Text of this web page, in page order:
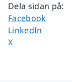
Dela sidan på:
Dela sidan på
Facebook
Dela sidan på
LinkedIn
Dela sidan på
X